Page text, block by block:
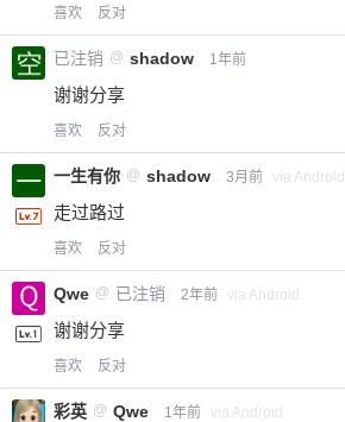
喜欢 反对
已注销 @ shadow 1年前
谢谢分享
喜欢 反对
一生有你 @ shadow 3月前 via Android
走过路过
喜欢 反对
Qwe @ 已注销 2年前 via Android
谢谢分享
喜欢 反对
彩英 @ Qwe 1年前 via Android